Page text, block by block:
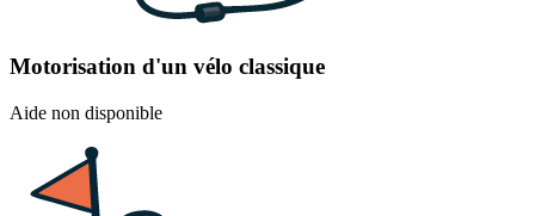
Motorisation d'un vélo classique
Aide non disponible